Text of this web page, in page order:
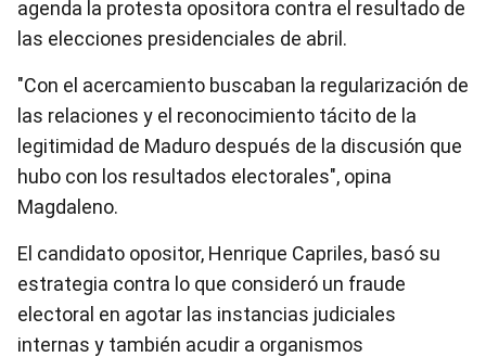
agenda la protesta opositora contra el resultado de
las elecciones presidenciales de abril.
"Con el acercamiento buscaban la regularización de
las relaciones y el reconocimiento tácito de la
legitimidad de Maduro después de la discusión que
hubo con los resultados electorales", opina
Magdaleno.
El candidato opositor, Henrique Capriles, basó su
estrategia contra lo que consideró un fraude
electoral en agotar las instancias judiciales
internas y también acudir a organismos